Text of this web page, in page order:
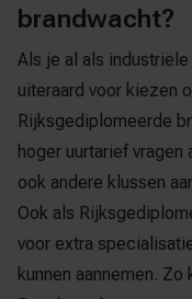
brandwacht?
Als je al als
uiteraard voor kiezen
Rijksgediplomeerde
hoger uurtarief vragen
ook andere klussen
Ook als
voor extra
kunnen aannemen.